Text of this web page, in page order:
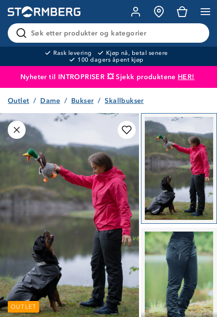
Søk etter produkter og kategorier
Rask levering
Kjøp nå, betal senere
100 dagers åpent kjøp
Nyheter til INTROPRISER 💥 Sjekk produktene HER!
Produktet er lagt i handlekurven
Outlet Dame Bukser Skallbukser
OUTLET OUTLET
OUTLET